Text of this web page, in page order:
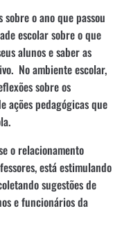
o ano que passou
escolar sobre o que
alunos e saber as
No ambiente escolar,
sobre os
ações pedagógicas que
o relacionamento
está estimulando
sugestões de
e funcionários da